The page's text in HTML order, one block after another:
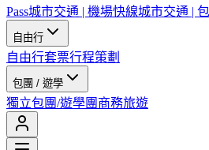
Pass城市交通 | 機場快線城市交通 |
自由行
自由行套票行程策劃
包團 / 遊學
獨立包團/遊學團 商務旅遊